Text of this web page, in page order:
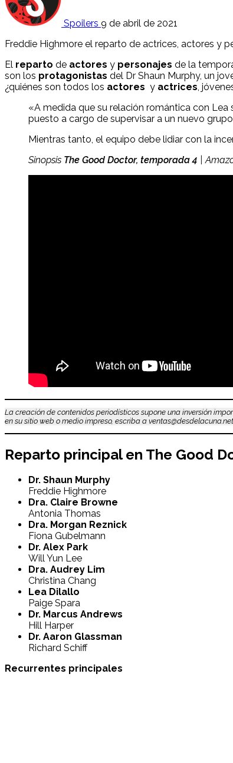
Spoilers 9 de abril de 2021
Freddie Highmore el reparto de actrices, actores y
El reparto de actores y personajes de la
son los protagonistas del Dr Shaun Murphy, un
¿quiénes son todos los actores y actrices ,
«A medida que su relación romántica con
puesto a cargo de supervisar a un nuevo
Mientras tanto, el equipo debe lidiar con la
Sinopsis The Good Doctor, temporada 4 |
La creación de contenidos periodísticos supone una inversión
en su sitio web o medio impreso, escriba a
Reparto principal en The Good
Dr. Shaun Murphy
Freddie Highmore
Dra. Claire Browne
Antonia Thomas
Dra. Morgan Reznick
Fiona Gubelmann
Dr. Alex Park
Will Yun Lee
Dra. Audrey Lim
Christina Chang
Lea Dilallo
Paige Spara
Dr. Marcus Andrews
Hill Harper
Dr. Aaron Glassman
Richard Schiff
Recurrentes principales